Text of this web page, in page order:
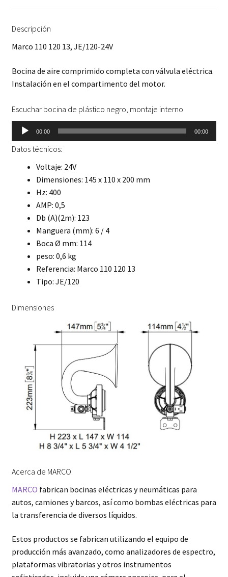
Descripción
Marco 110 120 13, JE/120-24V
Bocina de aire comprimido completa con válvula eléctrica.
Instalación en el compartimento del motor.
Escuchar bocina de plástico negro, montaje interno
Reproductor
de
audio
00:00 00:00
Datos técnicos:
Voltaje: 24V
Dimensiones: 145 x 110 x 200 mm
Hz: 400
AMP: 0,5
Db (A)(2m): 123
Manguera (mm): 6 / 4
Boca Ø mm: 114
peso: 0,6 kg
Referencia: Marco 110 120 13
Tipo: JE/120
Dimensiones
Acerca de MARCO
MARCO fabrican bocinas eléctricas y neumáticas para
autos, camiones y barcos, así como bombas eléctricas para
la transferencia de diversos líquidos.
Estos productos se fabrican utilizando el equipo de
producción más avanzado, como analizadores de espectro,
plataformas vibratorias y otros instrumentos